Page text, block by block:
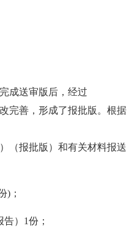
完成送审版后，经过
改完善，形成了报批版。根据
）（报批版）和有关材料报送
)；
）1份；